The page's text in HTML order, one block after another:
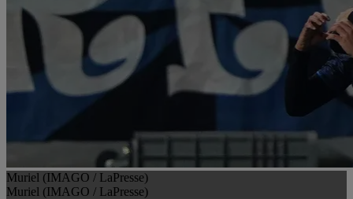
Muriel (IMAGO / LaPresse)
Muriel (IMAGO / LaPresse)